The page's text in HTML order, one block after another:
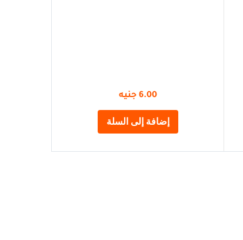
6.00 جنيه
إضافة إلى السلة